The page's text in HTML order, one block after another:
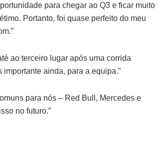
para chegar ao Q3 e ficar muito
Portanto, foi quase perfeito do meu
ao terceiro lugar após uma corrida
ainda, para a equipa.”
para nós – Red Bull, Mercedes e
no futuro.”